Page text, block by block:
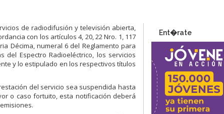
de radiodifusión y televisión abierta,
con los artículos 4, 20, 22 Nro. 1, 117
Décima, numeral 6 del Reglamento para
del Espectro Radioeléctrico, los servicios
y lo estipulado en los respectivos títulos
del servicio sea suspendida hasta
o caso fortuito, esta notificación deberá
Ent�rate